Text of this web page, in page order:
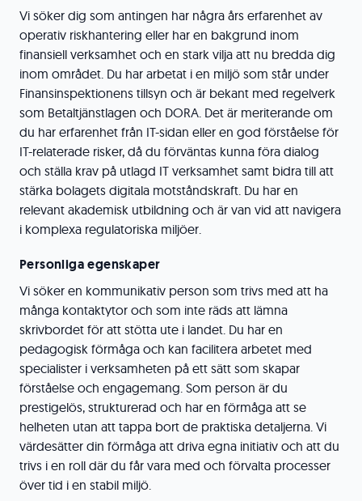
Vi söker dig som antingen har några års erfarenhet av
operativ riskhantering eller har en bakgrund inom
finansiell verksamhet och en stark vilja att nu bredda dig
inom området. Du har arbetat i en miljö som står under
Finansinspektionens tillsyn och är bekant med regelverk
som Betaltjänstlagen och DORA. Det är meriterande om
du har erfarenhet från IT-sidan eller en god förståelse för
IT-relaterade risker, då du förväntas kunna föra dialog
och ställa krav på utlagd IT verksamhet samt bidra till att
stärka bolagets digitala motståndskraft. Du har en
relevant akademisk utbildning och är van vid att navigera
i komplexa regulatoriska miljöer.
Personliga egenskaper
Vi söker en kommunikativ person som trivs med att ha
många kontaktytor och som inte räds att lämna
skrivbordet för att stötta ute i landet. Du har en
pedagogisk förmåga och kan facilitera arbetet med
specialister i verksamheten på ett sätt som skapar
förståelse och engagemang. Som person är du
prestigelös, strukturerad och har en förmåga att se
helheten utan att tappa bort de praktiska detaljerna. Vi
värdesätter din förmåga att driva egna initiativ och att du
trivs i en roll där du får vara med och förvalta processer
över tid i en stabil miljö.